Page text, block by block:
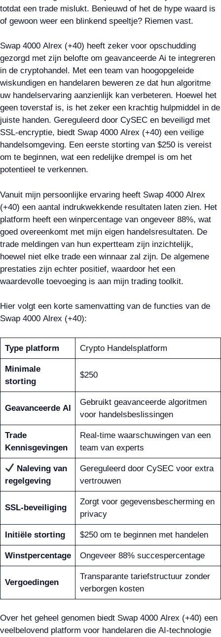
totdat een trade mislukt. Benieuwd of het de hype waard is
of gewoon weer een blinkend speeltje? Riemen vast.
Swap 4000 Alrex (+40) heeft zeker voor opschudding
gezorgd met zijn belofte om geavanceerde Ai te integreren
in de cryptohandel. Met een team van hoogopgeleide
wiskundigen en handelaren beweren ze dat hun algoritme
uw handelservaring aanzienlijk kan verbeteren. Hoewel het
geen toverstaf is, is het zeker een krachtig hulpmiddel in de
juiste handen. Gereguleerd door CySEC en beveiligd met
SSL-encryptie, biedt Swap 4000 Alrex (+40) een veilige
handelsomgeving. Een eerste storting van $250 is vereist
om te beginnen, wat een redelijke drempel is om het
potentieel te verkennen.
Vanuit mijn persoonlijke ervaring heeft Swap 4000 Alrex
(+40) een aantal indrukwekkende resultaten laten zien. Het
platform heeft een winpercentage van ongeveer 88%, wat
goed overeenkomt met mijn eigen handelsresultaten. De
trade meldingen van hun expertteam zijn inzichtelijk,
hoewel niet elke trade een winnaar zal zijn. De algemene
prestaties zijn echter positief, waardoor het een
waardevolle toevoeging is aan mijn trading toolkit.
Hier volgt een korte samenvatting van de functies van de
Swap 4000 Alrex (+40):
Type platform Crypto Handelsplatform
Minimale
storting
$250
Geavanceerde AI
Gebruikt geavanceerde algoritmen
voor handelsbeslissingen
Trade
Kennisgevingen
Real-time waarschuwingen van een
team van experts
Naleving van
regelgeving
Gereguleerd door CySEC voor extra
vertrouwen
SSL-beveiliging
Zorgt voor gegevensbescherming en
privacy
Initiële storting $250 om te beginnen met handelen
Winstpercentage Ongeveer 88% succespercentage
Vergoedingen
Transparante tariefstructuur zonder
verborgen kosten
Over het geheel genomen biedt Swap 4000 Alrex (+40) een
veelbelovend platform voor handelaren die AI-technologie